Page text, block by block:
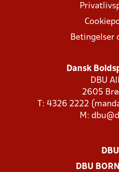
Betingelser
Dansk
DBU
2605
T: 4326 2222
M:
DBU
DBU